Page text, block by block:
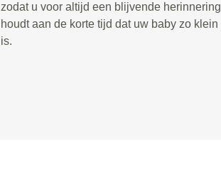
zodat u voor altijd een blijvende herinnering
houdt aan de korte tijd dat uw baby zo klein
is.